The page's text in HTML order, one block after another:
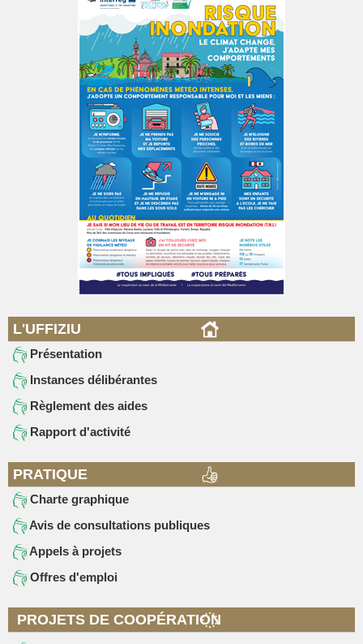
L'UFFIZIU
Présentation
Instances délibérantes
Règlement des aides
Rapport d'activité
PRATIQUE
Charte graphique
Avis de consultations publiques
Appels à projets
Offres d'emploi
PROJETS DE COOPÉRATION